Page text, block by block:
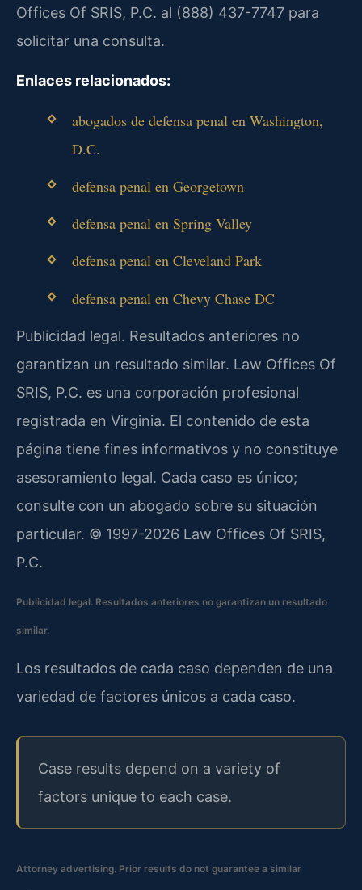
Offices Of SRIS, P.C. al (888) 437-7747 para
solicitar una consulta.
Enlaces relacionados:
abogados de defensa penal en Washington,
D.C.
defensa penal en Georgetown
defensa penal en Spring Valley
defensa penal en Cleveland Park
defensa penal en Chevy Chase DC
Publicidad legal. Resultados anteriores no
garantizan un resultado similar. Law Offices Of
SRIS, P.C. es una corporación profesional
registrada en Virginia. El contenido de esta
página tiene fines informativos y no constituye
asesoramiento legal. Cada caso es único;
consulte con un abogado sobre su situación
particular. © 1997-2026 Law Offices Of SRIS,
P.C.
Publicidad legal. Resultados anteriores no garantizan un resultado
similar.
Los resultados de cada caso dependen de una
variedad de factores únicos a cada caso.
Case results depend on a variety of
factors unique to each case.
Attorney advertising. Prior results do not guarantee a similar